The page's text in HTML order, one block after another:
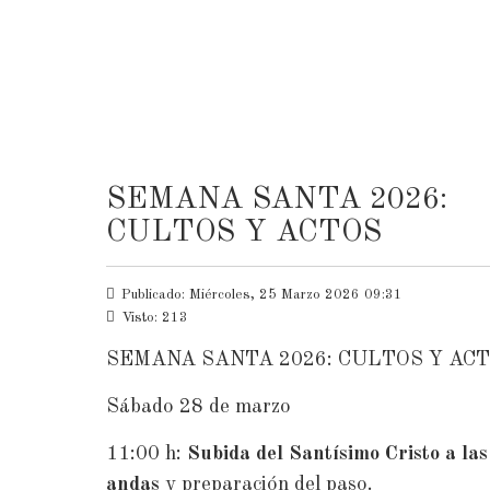
SEMANA SANTA 2026:
CULTOS Y ACTOS
Publicado: Miércoles, 25 Marzo 2026 09:31
Visto: 213
SEMANA SANTA 2026: CULTOS Y
Sábado 28 de marzo
11:00 h: Subida del Santísimo Cristo a las
andas y preparación del paso.